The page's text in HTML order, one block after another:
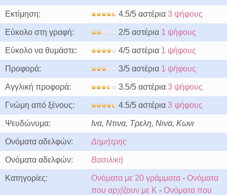
Εκτίμηση: 4.5/5 αστέρια 3 ψήφους
Εύκολο στη γραφή: 2/5 αστέρια 1 ψήφους
Εύκολο να θυμάστε: 4/5 αστέρια 1 ψήφους
Προφορά: 3/5 αστέρια 1 ψήφους
Αγγλική προφορά: 3.5/5 αστέρια 3 ψήφους
Γνώμη από ξένους: 4.5/5 αστέρια 3 ψήφους
Ψευδώνυμα: Ινα, Ντινα, Τρελη, Νινα, Κωνι
Ονόματα αδελφών: Δημήτρης
Ονόματα αδελφών: Βασιλική
Κατηγορίες: Ονόματα με 20 γράμματα - Ονόματα
που αρχίζουν με Κ - Ονόματα που